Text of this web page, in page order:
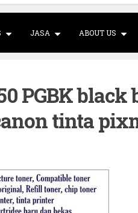
JASA ABOUT US
PGBK black
tinta